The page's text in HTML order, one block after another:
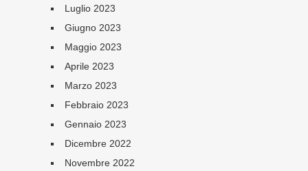
Luglio 2023
Giugno 2023
Maggio 2023
Aprile 2023
Marzo 2023
Febbraio 2023
Gennaio 2023
Dicembre 2022
Novembre 2022